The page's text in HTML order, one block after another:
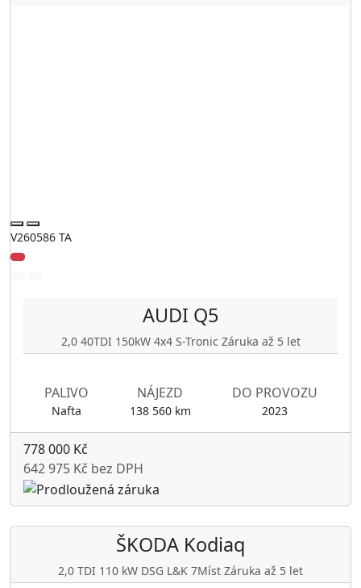
V260586 TA
AUDI Q5
2,0 40TDI 150kW 4x4 S-Tronic Záruka až 5 let
PALIVO
Nafta
NÁJEZD
138 560 km
DO PROVOZU
2023
778 000 Kč
642 975 Kč bez DPH
ŠKODA Kodiaq
2,0 TDI 110 kW DSG L&K 7Míst Záruka až 5 let